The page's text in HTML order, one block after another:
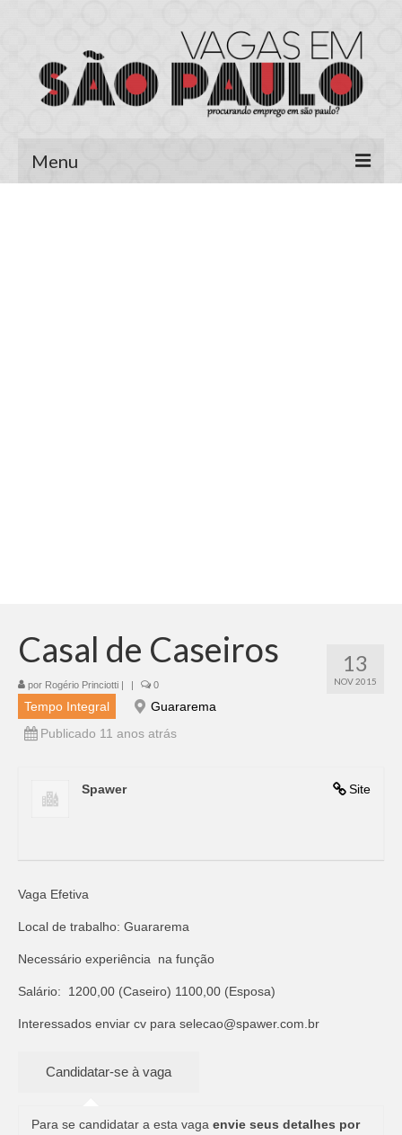
Menu
13
NOV 2015
Casal de Caseiros
por Rogério Princiotti | | 0
Tempo Integral
Guararema
Publicado 11 anos atrás
Site
Spawer
Vaga Efetiva
Local de trabalho: Guararema
Necessário experiência na função
Salário: 1200,00 (Caseiro) 1100,00 (Esposa)
Interessados enviar cv para selecao@spawer.com.br
Para se candidatar a esta vaga envie seus detalhes por